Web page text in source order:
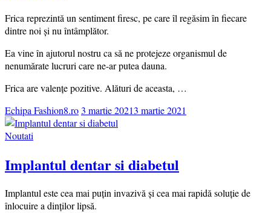
Frica reprezintă un sentiment firesc, pe care îl regăsim în fiecare
dintre noi și nu întâmplător.
Ea vine în ajutorul nostru ca să ne protejeze organismul de
nenumărate lucruri care ne-ar putea dauna.
Frica are valențe pozitive. Alături de aceasta, …
Echipa Fashion8.ro3 martie 20213 martie 2021
Noutati
Implantul dentar si diabetul
Implantul este cea mai puțin invazivă și cea mai rapidă soluție de
înlocuire a dinților lipsă.